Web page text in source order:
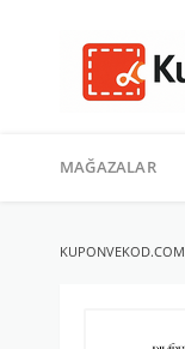
geç
MAĞAZALAR
KUPONVEKOD.COM